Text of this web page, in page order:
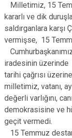
Milletimiz, 15
kararlı ve dik
saldırganlara karşı
vermişse, 15
iradesinin üzerinde
tarihi çağrısı
milletimiz, vatanı, ay
değerli varlığını,
demokrasisine ve
geçit vermedi.
15 Temmuz